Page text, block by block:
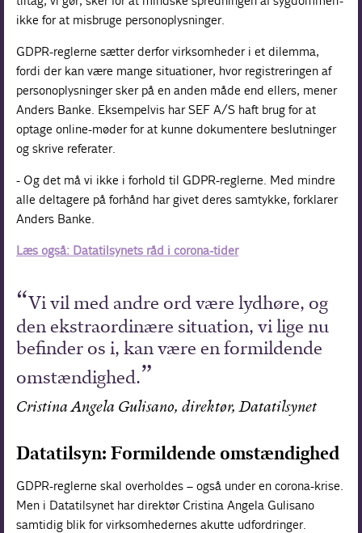
ikke for at misbruge personoplysninger.
GDPR-reglerne sætter derfor virksomheder i et dilemma,
fordi der kan være mange situationer, hvor registreringen af
personoplysninger sker på en anden måde end ellers, mener
Anders Banke. Eksempelvis har SEF A/S haft brug for at
optage online-møder for at kunne dokumentere beslutninger
og skrive referater.
- Og det må vi ikke i forhold til GDPR-reglerne. Med mindre
alle deltagere på forhånd har givet deres samtykke, forklarer
Anders Banke.
Læs også: Datatilsynets råd i corona-tider
Vi vil med andre ord være lydhøre, og
den ekstraordinære situation, vi lige nu
befinder os i, kan være en formildende
omstændighed.
Cristina Angela Gulisano, direktør, Datatilsynet
Datatilsyn: Formildende omstændighed
GDPR-reglerne skal overholdes – også under en corona-krise.
Men i Datatilsynet har direktør Cristina Angela Gulisano
samtidig blik for virksomhedernes akutte udfordringer.